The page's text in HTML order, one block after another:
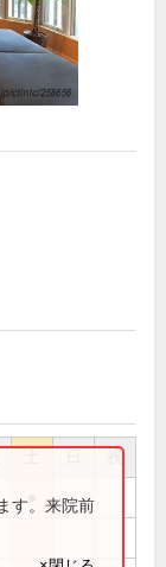
祝
す。来院前